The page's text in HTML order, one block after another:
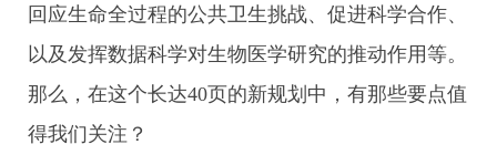
回应生命全过程的公共卫生挑战、促进科学合作、
以及发挥数据科学对生物医学研究的推动作用等。
那么，在这个长达40页的新规划中，有那些要点值
得我们关注？